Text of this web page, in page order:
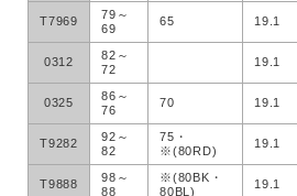
T7969
79～
69
65 19.1
0312
82～
72
19.1
0325
86～
76
70 19.1
T9282
92～
82
75・
※(80RD)
19.1
T9888
98～
88
※(80BK・
80BL)
19.1